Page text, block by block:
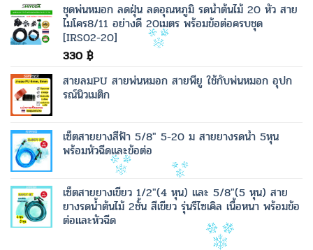
ชุดพ่นหมอก ลดฝุ่น ลดอุณหภูมิ รดน้ำต้นไม้ 20 หัว สาย
ไมโคร8/11 อย่างดี 20เมตร พร้อมข้อต่อครบชุด
[IRS02-20]
330 ฿
สายลมPU สายพ่นหมอก สายพียู ใช้กับพ่นหมอก อุปก
รณ์นิวเมติก
เซ็ตสายยางสีฟ้า 5/8" 5-20 ม สายยางรดน้ำ 5หุน
พร้อมหัวฉีดและข้อต่อ
เซ็ตสายยางเขียว 1/2"(4 หุน) และ 5/8"(5 หุน) สาย
ยางรดน้ำต้นไม้ 2ชั้น สีเขียว รุ่นรีไซเคิล เนื้อหนา พร้อมข้อ
ต่อและหัวฉีด